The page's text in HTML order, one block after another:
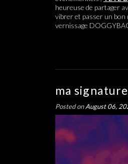
heureuse de partager
vibrer et passer un bon
vernissage
ma
Posted onAugust 06,